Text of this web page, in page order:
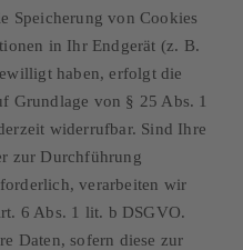
Speicherung von Cookies
in Ihr Endgerät (z. B.
haben, erfolgt die
Grundlage von § 25 Abs. 1
widerrufbar. Sind Ihre
zur Durchführung
verarbeiten wir
6 Abs. 1 lit. b DSGVO.
Daten, sofern diese zur